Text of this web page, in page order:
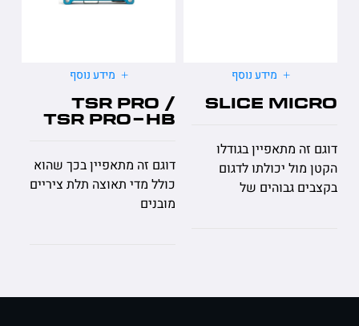
מידע נוסף
SLICE
זה מתאפיין בגודלו
מול יכולתו לדגום
גבוהים של
מידע נוסף
TSR PRO /
TSR PRO-HB
דוגם זה מתאפיין בכך שהוא
כולל מדי תאוצה תלת ציריים
לדגום
עד 1MHz/Ch. בנוסף הדוגם